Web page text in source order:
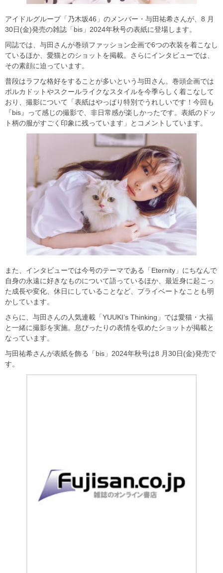
アイドルグループ「乃木坂46」のメンバー・与田祐希さんが、8 月
30日(金)発売の雑誌「bis」2024年秋号の表紙に登場します。
同誌では、与田さんが巻頭ファッション企画で6つの衣装を着こなし
ているほか、愛猫とのショットを掲載。さらにインタビューでは、
その素顔に迫っています。
普段はラフな格好をすることが多いという与田さん。巻頭企画では
ポルカドットやスクールライクなスタイルを今季らしく着こなして
おり、撮影について「表紙はやっぱり特別でうれしいです！今回も
『bis』って感じの撮影で、非日常感が楽しかったです。表紙のドッ
ト柄の服がすごく印象に残っています」とコメントしています。
また、インタビューでは今号のテーマである「Eternity」にちなんで
自身の永遠に好きなものについて語っているほか、最近身に起こっ
た成長や変化、休日にしていることなど、プライベートなことも明
かしています。
さらに、与田さんの人気連載「YUUKI’s Thinking」では愛猫・大福
と一緒に撮影を実施。息ぴったりの表情を収めたショットが掲載と
なっています。
与田祐希さんが表紙を飾る「bis」2024年秋号は8 月30日(金)発売で
す。